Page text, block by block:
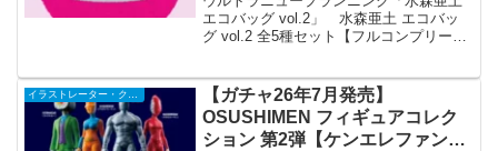
エコバッグ vol.2」 水森亜土 エコバッ
グ vol.2 全5種セット【フルコンプリー
イ売り場から発売されます。 第２...
イラストレーター・クリエイター
【ガチャ26年7月発売】
OSUSHIMEN フィギュアコレク
ション 第2弾【ケンエレファン